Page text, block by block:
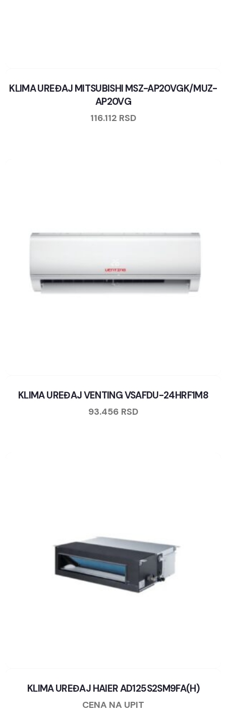
KLIMA UREĐAJ MITSUBISHI MSZ-AP20VGK/MUZ-
AP20VG
116.112 RSD
KLIMA UREĐAJ VENTING VSAFDU-24HRF1M8
93.456 RSD
KLIMA UREĐAJ HAIER AD125S2SM9FA(H)
CENA NA UPIT